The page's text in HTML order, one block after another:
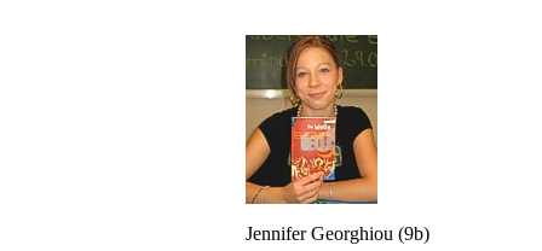
Jennifer Georghiou (9b)